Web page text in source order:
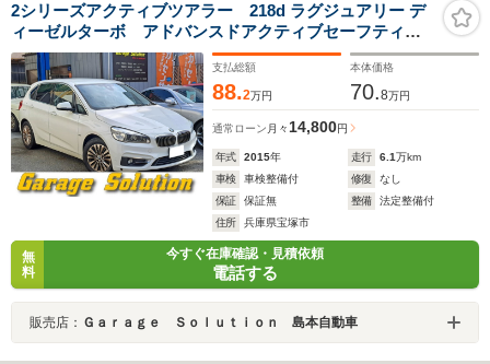
2シリーズアクティブツアラー 218d ラグジュアリー デ
ィーゼルターボ アドバンスドアクティブセーフティー
PKG・ナビ・バックカメラ・ETC・衝突被害軽減/車線逸
脱警報
支払総額
88.2万円
本体価格
70.8万円
通常ローン 月々 14,800円
年式 2015年 走行 6.1万km
車検
車検整備付 修復
なし
保証
保証無 整備
法定整備付
住所
兵庫県宝塚市
無
料
今すぐ在庫確認・見積依頼
電話する
販売店： Ｇａｒａｇｅ Ｓｏｌｕｔｉｏｎ 島本自動車